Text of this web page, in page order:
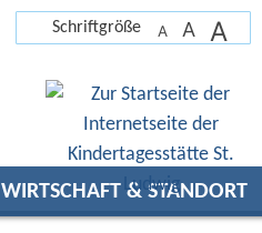
Schriftgröße A A A
WIRTSCHAFT & STANDORT